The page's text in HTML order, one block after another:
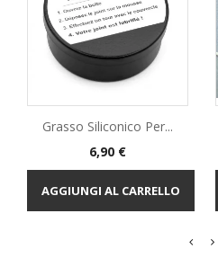
Grasso Siliconico Per...
Prezzo
6,90 €
AGGIUNGI AL CARRELLO